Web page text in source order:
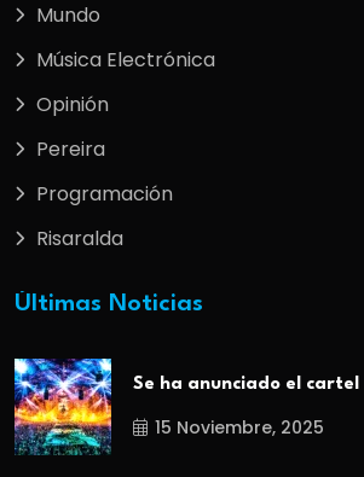
Mundo
Música Electrónica
Opinión
Pereira
Programación
Risaralda
Últimas Noticias
Se ha anunciado el cartel
15 Noviembre, 2025